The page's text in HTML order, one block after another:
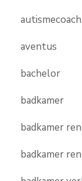
autismecoach
aventus
bachelor
badkamer
badkamer
badkamer